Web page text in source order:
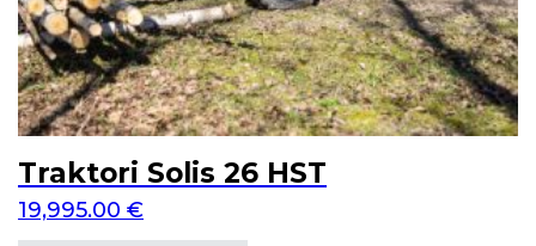
Traktori Solis 26 HST
19,995.00 €